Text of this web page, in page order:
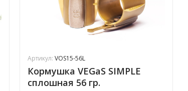
Артикул: VOS15-56L
Кормушка VEGaS SIMPLE
сплошная 56 гр.